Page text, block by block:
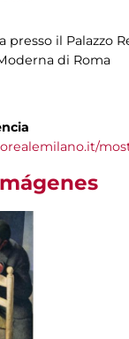
presso il Palazzo
di Roma